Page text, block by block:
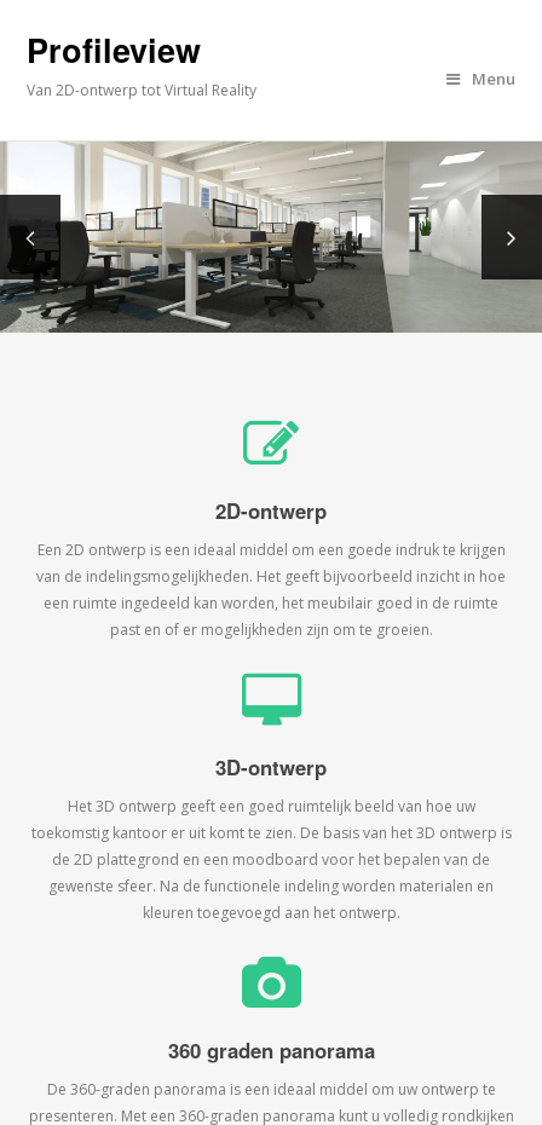
Profileview
Van 2D-ontwerp tot Virtual Reality
Menu
2D-ontwerp
Een 2D ontwerp is een ideaal middel om een goede indruk te krijgen
van de indelingsmogelijkheden. Het geeft bijvoorbeeld inzicht in hoe
een ruimte ingedeeld kan worden, het meubilair goed in de ruimte
past en of er mogelijkheden zijn om te groeien.
3D-ontwerp
Het 3D ontwerp geeft een goed ruimtelijk beeld van hoe uw
toekomstig kantoor er uit komt te zien. De basis van het 3D ontwerp is
de 2D plattegrond en een moodboard voor het bepalen van de
gewenste sfeer. Na de functionele indeling worden materialen en
kleuren toegevoegd aan het ontwerp.
360 graden panorama
De 360-graden panorama is een ideaal middel om uw ontwerp te
presenteren. Met een 360-graden panorama kunt u volledig rondkijken